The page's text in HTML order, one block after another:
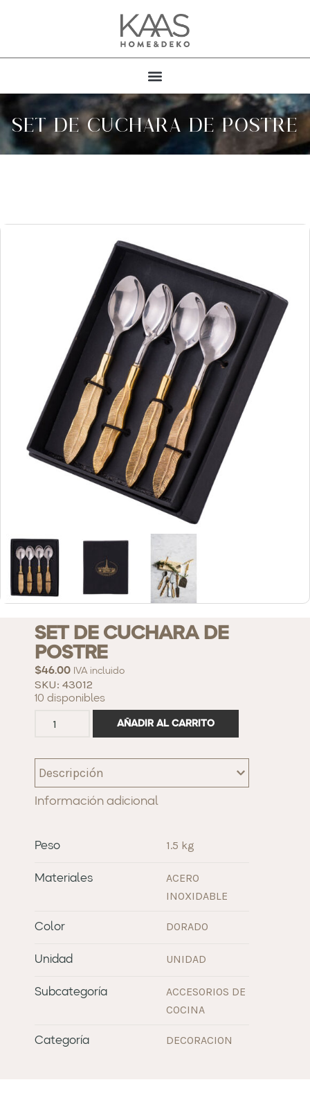
SET DE CUCHARA DE POSTRE
SET DE CUCHARA DE
POSTRE
$46.00 IVA incluido
SKU: 43012
10 disponibles
AÑADIR AL CARRITO
Descripción
Información adicional
Peso 1.5 kg
Materiales
ACERO
INOXIDABLE
Color DORADO
Unidad UNIDAD
Subcategoría
ACCESORIOS DE
COCINA
Categoría DECORACION